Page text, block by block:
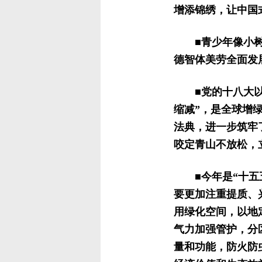
增添锦绣，让中国
■青少年像小
德智体美劳全面发
■党的十八大
缩减”，是全球增
法典，进一步筑牢
咬定青山不放松，
■今年是“十
要更加注重提质、
用绿化空间，以
气力加强管护，分
量和功能，防火防